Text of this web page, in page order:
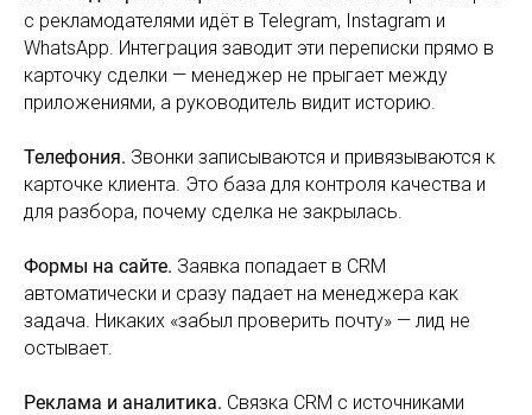
с рекламодателями идёт в Telegram, Instagram и
WhatsApp. Интеграция заводит эти переписки прямо в
карточку сделки — менеджер не прыгает между
приложениями, а руководитель видит историю.
Телефония. Звонки записываются и привязываются к
карточке клиента. Это база для контроля качества и
для разбора, почему сделка не закрылась.
Формы на сайте. Заявка попадает в CRM
автоматически и сразу падает на менеджера как
задача. Никаких «забыл проверить почту» — лид не
остывает.
Реклама и аналитика. Связка CRM с источниками